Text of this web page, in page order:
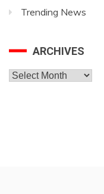
Trending News
ARCHIVES
Archives